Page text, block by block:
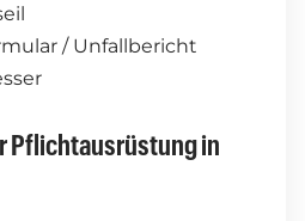
/ Unfallbericht
Pflichtausrüstung in